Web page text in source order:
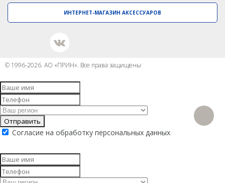
ИНТЕРНЕТ-МАГАЗИН АКСЕССУАРОВ
© 1996-2026. АО «ПРИН». Все права защищены
Отправить
Согласие на обработку персональных данных